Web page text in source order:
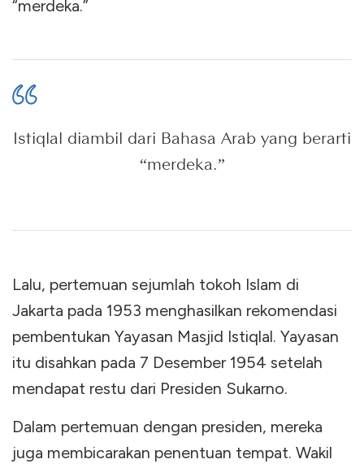
“merdeka.”
Istiqlal diambil dari Bahasa Arab yang berarti
“merdeka.”
Lalu, pertemuan sejumlah tokoh Islam di
Jakarta pada 1953 menghasilkan rekomendasi
pembentukan Yayasan Masjid Istiqlal. Yayasan
itu disahkan pada 7 Desember 1954 setelah
mendapat restu dari Presiden Sukarno.
Dalam pertemuan dengan presiden, mereka
juga membicarakan penentuan tempat. Wakil